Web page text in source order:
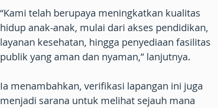
“Kami telah berupaya meningkatkan kualitas
hidup anak-anak, mulai dari akses pendidikan,
layanan kesehatan, hingga penyediaan fasilitas
publik yang aman dan nyaman,” lanjutnya.
Ia menambahkan, verifikasi lapangan ini juga
menjadi sarana untuk melihat sejauh mana